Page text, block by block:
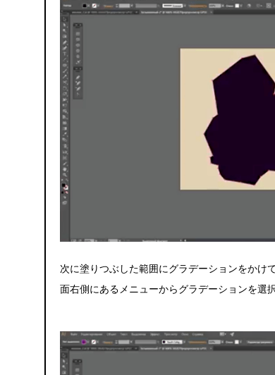
次に塗りつぶした範囲にグラデーションをかけ
面右側にあるメニューからグラデーションを選択